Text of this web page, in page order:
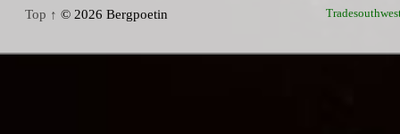
Top ↑ © 2026 Bergpoetin